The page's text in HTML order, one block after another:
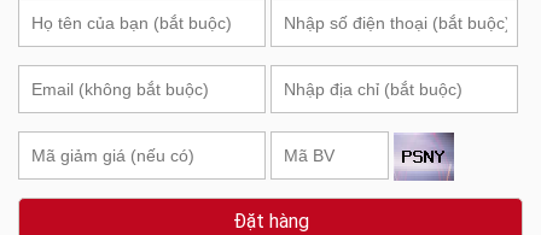
Đặt hàng